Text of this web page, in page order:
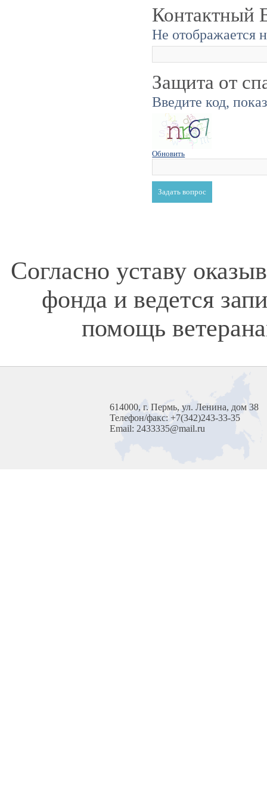
Контактный
Не отображается
Защита от
Введите код,
Обновить
Согласно уставу
фонда и ведется
помощь
614000, г. Пермь, ул. Ленина, дом 38
Телефон/факс: +7(342)243-33-35
Email: 2433335@mail.ru